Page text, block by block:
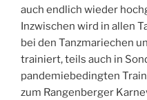
auch endlich wieder
Inzwischen wird in allen
bei den Tanzmariechen
trainiert, teils auch in
pandemiebedingten
zum Rangenberger